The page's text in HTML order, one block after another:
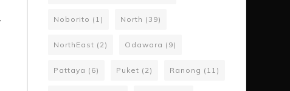
Noborito (1) North (39)
NorthEast (2) Odawara (9)
Pattaya (6) Puket (2) Ranong (11)